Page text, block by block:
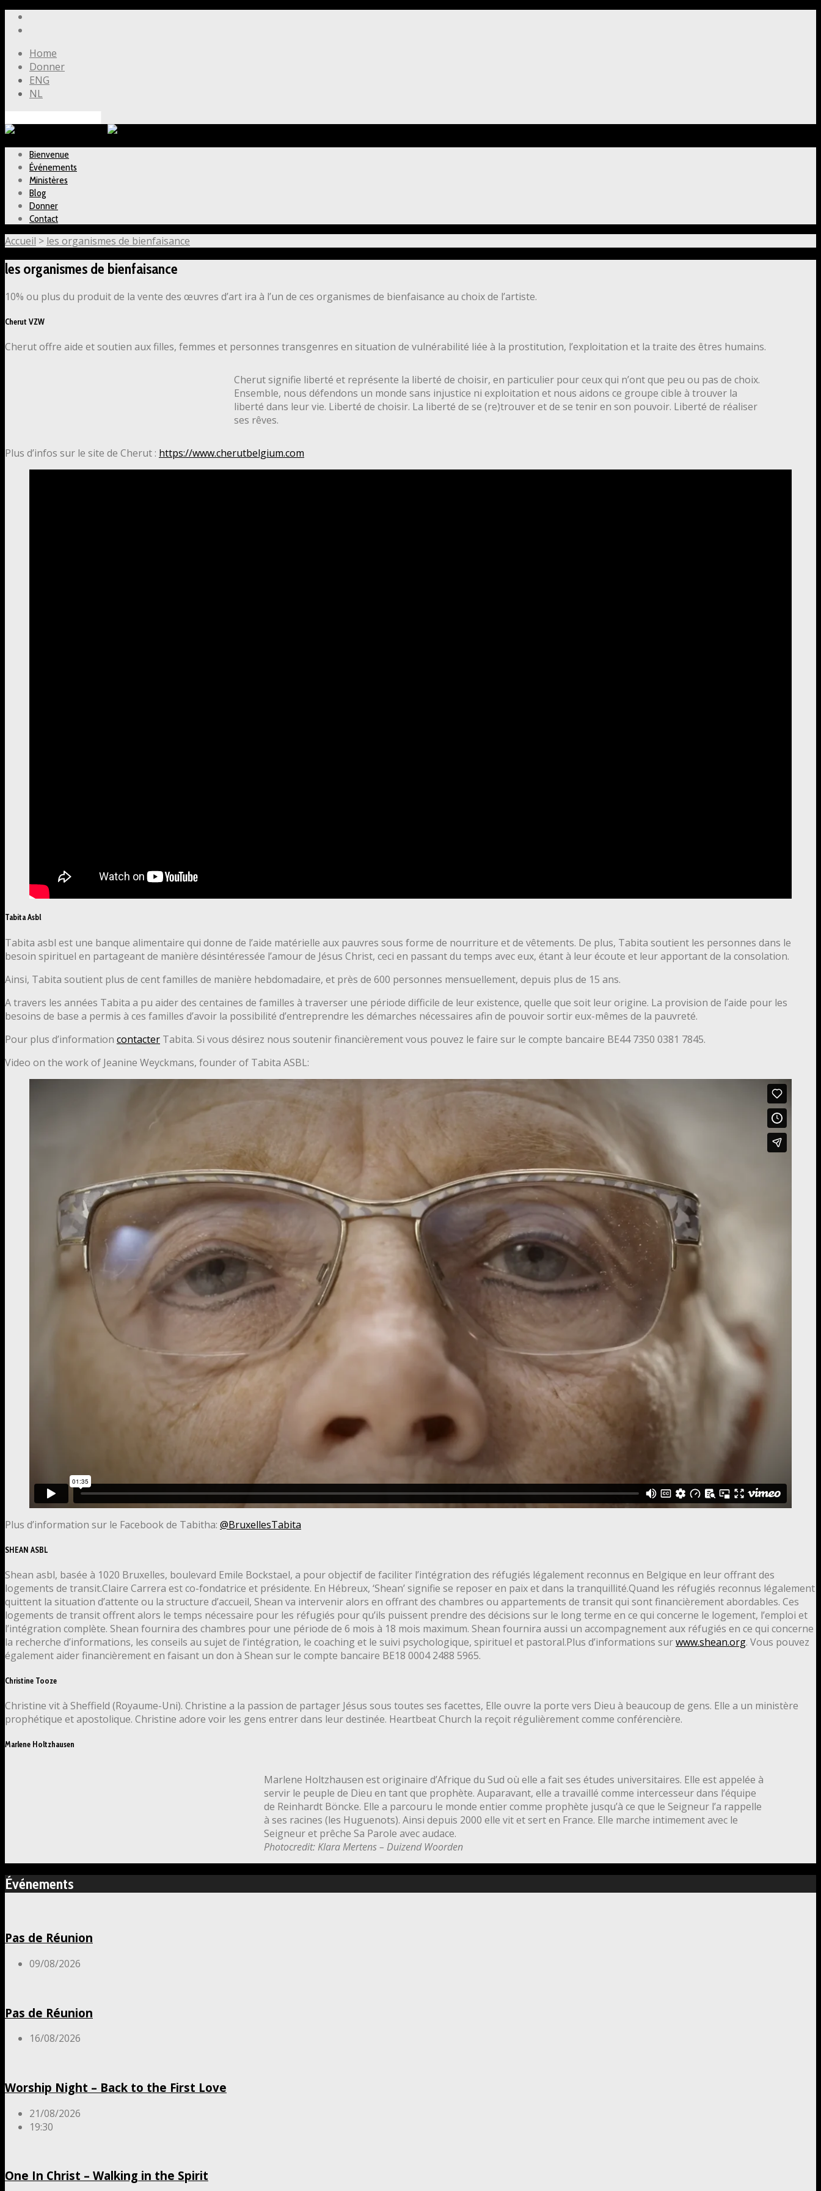
Home
Donner
ENG
NL
Bienvenue
Événements
Ministères
Blog
Donner
Contact
Accueil > les organismes de bienfaisance
les organismes de bienfaisance
10% ou plus du produit de la vente des œuvres d’art ira à l’un de ces organismes de bienfaisance au choix de l’artiste.
Cherut VZW
Cherut offre aide et soutien aux filles, femmes et personnes transgenres en situation de vulnérabilité liée à la prostitution, l’exploitation et la traite des êtres humains.
Cherut signifie liberté et représente la liberté de choisir, en particulier pour ceux qui n’ont que peu ou pas de choix.
Ensemble, nous défendons un monde sans injustice ni exploitation et nous aidons ce groupe cible à trouver la
liberté dans leur vie. Liberté de choisir. La liberté de se (re)trouver et de se tenir en son pouvoir. Liberté de réaliser
ses rêves.
Plus d’infos sur le site de Cherut : https://www.cherutbelgium.com
Tabita Asbl
Tabita asbl est une banque alimentaire qui donne de l’aide matérielle aux pauvres sous forme de nourriture et de vêtements. De plus, Tabita soutient les personnes dans le
besoin spirituel en partageant de manière désintéressée l’amour de Jésus Christ, ceci en passant du temps avec eux, étant à leur écoute et leur apportant de la consolation.
Ainsi, Tabita soutient plus de cent familles de manière hebdomadaire, et près de 600 personnes mensuellement, depuis plus de 15 ans.
A travers les années Tabita a pu aider des centaines de familles à traverser une période difficile de leur existence, quelle que soit leur origine. La provision de l’aide pour les
besoins de base a permis à ces familles d’avoir la possibilité d’entreprendre les démarches nécessaires afin de pouvoir sortir eux-mêmes de la pauvreté.
Pour plus d’information contacter Tabita. Si vous désirez nous soutenir financièrement vous pouvez le faire sur le compte bancaire BE44 7350 0381 7845.
Video on the work of Jeanine Weyckmans, founder of Tabita ASBL:
Plus d’information sur le Facebook de Tabitha: @BruxellesTabita
SHEAN ASBL
Shean asbl, basée à 1020 Bruxelles, boulevard Emile Bockstael, a pour objectif de faciliter l’intégration des réfugiés légalement reconnus en Belgique en leur offrant des
logements de transit.Claire Carrera est co-fondatrice et présidente. En Hébreux, ‘Shean’ signifie se reposer en paix et dans la tranquillité.Quand les réfugiés reconnus légalement
quittent la situation d’attente ou la structure d’accueil, Shean va intervenir alors en offrant des chambres ou appartements de transit qui sont financièrement abordables. Ces
logements de transit offrent alors le temps nécessaire pour les réfugiés pour qu’ils puissent prendre des décisions sur le long terme en ce qui concerne le logement, l’emploi et
l’intégration complète. Shean fournira des chambres pour une période de 6 mois à 18 mois maximum. Shean fournira aussi un accompagnement aux réfugiés en ce qui concerne
la recherche d’informations, les conseils au sujet de l’intégration, le coaching et le suivi psychologique, spirituel et pastoral.Plus d’informations surwww.shean.org. Vous pouvez
également aider financièrement en faisant un don à Shean sur le compte bancaire BE18 0004 2488 5965.
Christine Tooze
Christine vit à Sheffield (Royaume-Uni). Christine a la passion de partager Jésus sous toutes ses facettes, Elle ouvre la porte vers Dieu à beaucoup de gens. Elle a un ministère
prophétique et apostolique. Christine adore voir les gens entrer dans leur destinée. Heartbeat Church la reçoit régulièrement comme conférencière.
Marlene Holtzhausen
Marlene Holtzhausen est originaire d’Afrique du Sud où elle a fait ses études universitaires. Elle est appelée à
servir le peuple de Dieu en tant que prophète. Auparavant, elle a travaillé comme intercesseur dans l’équipe
de Reinhardt Böncke. Elle a parcouru le monde entier comme prophète jusqu’à ce que le Seigneur l’a rappelle
à ses racines (les Huguenots). Ainsi depuis 2000 elle vit et sert en France. Elle marche intimement avec le
Seigneur et prêche Sa Parole avec audace.
Photocredit: Klara Mertens – Duizend Woorden
Événements
Pas de Réunion
09/08/2026
Pas de Réunion
16/08/2026
Worship Night – Back to the First Love
21/08/2026
19:30
One In Christ – Walking in the Spirit